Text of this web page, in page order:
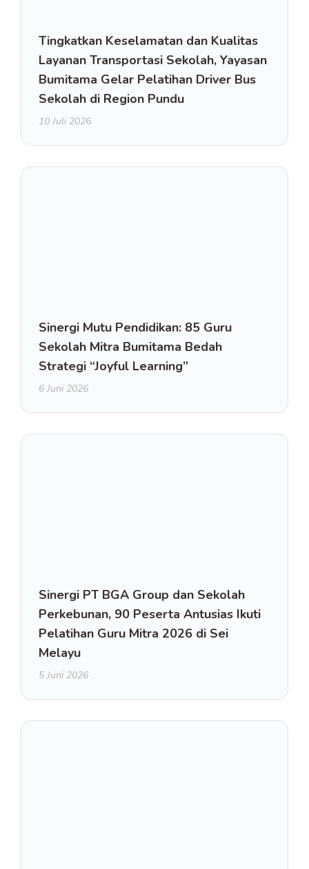
Tingkatkan Keselamatan dan Kualitas
Layanan Transportasi Sekolah, Yayasan
Bumitama Gelar Pelatihan Driver Bus
Sekolah di Region Pundu
10 Juli 2026
Sinergi Mutu Pendidikan: 85 Guru
Sekolah Mitra Bumitama Bedah
Strategi “Joyful Learning”
6 Juni 2026
Sinergi PT BGA Group dan Sekolah
Perkebunan, 90 Peserta Antusias Ikuti
Pelatihan Guru Mitra 2026 di Sei
Melayu
5 Juni 2026